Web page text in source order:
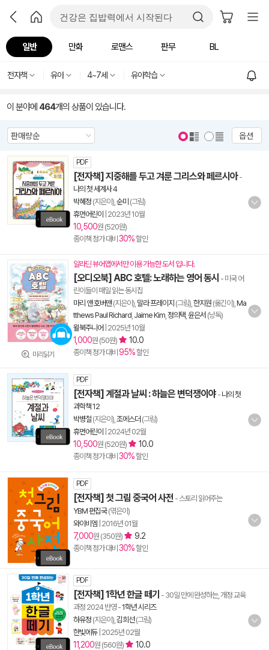
일반 만화 로맨스 판무 BL
전자책 유아 4~7세 유아학습
이 분야에 464개의 상품이 있습니다.
옵션
PDF
[전자책] 지중해를 두고 겨룬 그리스와 페르시아-
나의 첫 세계사 4
박혜정 (지은이), 순미 (그림)
휴먼어린이
2023년 10월
10,500원 (520원)
종이책 정가 대비 30%할인
미리읽기
알라딘 뷰어앱에서만 이용 가능한 도서 입니다.
[오디오북] ABC 호텔: 노래하는 영어 동시 - 미국 어
린이들이 매일 읽는 동시집
마리 앤 호버맨(지은이), 말라 프레이지 (그림), 한지원 (옮긴이), Ma
tthews Paul Richard Jaime Kim 정의택 윤은서 (낭독)
윌북주니어 2025년 10월
1,000원 (50원) 10.0
종이책 정가 대비 95%할인
PDF
[전자책] 계절과 날씨 : 하늘은 변덕쟁이야 - 나의 첫
과학책 12
박병철 (지은이), 조에스더 (그림)
휴먼어린이
2024년 02월
10,500원 (520원) 10.0
종이책 정가 대비 30%할인
PDF
[전자책] 첫 그림 중국어 사전 - 스토리 읽어주는
YBM 편집국(엮은이)
와이비엠 2016년 01월
7,000원 (350원) 9.2
종이책 정가 대비 30%할인
PDF
[전자책] 1학년 한글 떼기 - 30일 만에 완성하는, 개정 교육
과정 2024 반영-1학년 시리즈
하유정 (지은이), 김희선(그림)
한빛에듀| 2025년 02월
11,200원 (560원) 10.0